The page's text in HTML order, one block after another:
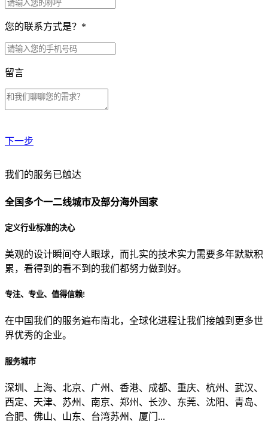
您的联系方式是？ *
留言
下一步
贵公司预算范围是？
贵公司的团队规模是？
目前主要的营销渠道是？
我们的服务已触达
全国多个一二线城市及部分海外国家
定义行业标准的决心
美观的设计瞬间夺人眼球，而扎实的技术实力需要多年默默积
累，看得到的看不到的我们都努力做到好。
专注、专业、值得信赖!
在中国我们的服务遍布南北，全球化进程让我们接触到更多世
界优秀的企业。
服务城市
深圳、上海、北京、广州、香港、成都、重庆、杭州、武汉、
西定、天津、苏州、南京、郑州、长沙、东莞、沈阳、青岛、
合肥、佛山、山东、台湾苏州、厦门...